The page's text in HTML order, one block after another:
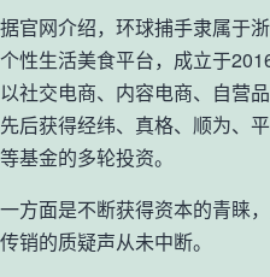
据官网介绍，环球捕手隶属于
个性生活美食平台，成立于
以社交电商、内容电商、自营
先后获得经纬、真格、顺为、
等基金的多轮投资。
一方面是不断获得资本的青睐
传销的质疑声从未中断。